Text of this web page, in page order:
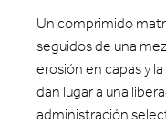
Un comprimido
seguidos de una
erosión en capas y
dan lugar a una
administración